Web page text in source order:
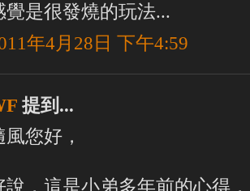
覺是很發燒的玩法...
年4月28日 下午4:59
提到...
風您好，
說，這是小弟多年前的心得